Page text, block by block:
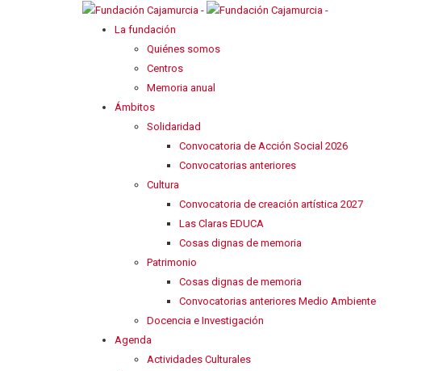
La fundación
Quiénes somos
Centros
Memoria anual
Ámbitos
Solidaridad
Convocatoria de Acción Social 2026
Convocatorias anteriores
Cultura
Convocatoria de creación artística 2027
Las Claras EDUCA
Cosas dignas de memoria
Patrimonio
Cosas dignas de memoria
Convocatorias anteriores Medio Ambiente
Docencia e Investigación
Agenda
Actividades Culturales